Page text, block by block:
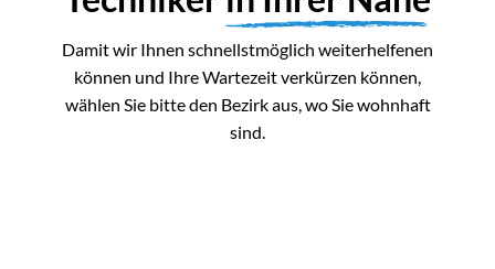
Damit wir Ihnen schnellstmöglich weiterhelfenen
können und Ihre Wartezeit verkürzen können,
wählen Sie bitte den Bezirk aus, wo Sie wohnhaft
sind.